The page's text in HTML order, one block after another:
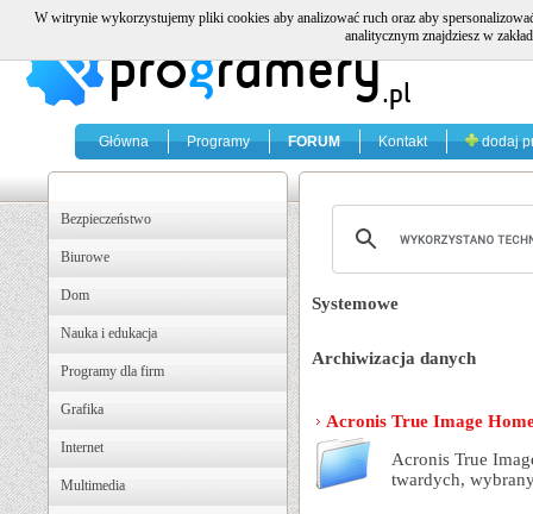
Główna Programy FORUM Kontakt dodaj
Bezpieczeństwo
Biurowe
Dom
Nauka i edukacja
Programy dla firm
Grafika
Internet
Multimedia
Systemowe
Archiwizacja danych
Acronis True Image
Acronis True
twardych,
W witrynie wykorzystujemy pliki cookies aby analizować ruch oraz aby
analitycznym znajdziesz w